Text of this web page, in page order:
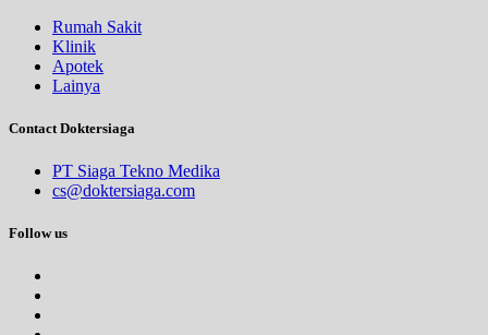
Rumah Sakit
Klinik
Apotek
Lainya
Contact Doktersiaga
PT Siaga Tekno Medika
cs@doktersiaga.com
Follow us